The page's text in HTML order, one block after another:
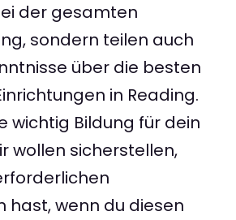
der gesamten
sondern teilen auch
über die besten
in Reading.
wichtig Bildung für dein
wollen sicherstellen,
hast, wenn du diesen